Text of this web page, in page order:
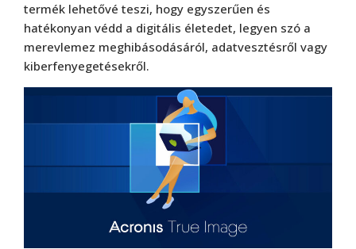
termék lehetővé teszi, hogy egyszerűen és
hatékonyan védd a digitális életedet, legyen szó a
merevlemez meghibásodásáról, adatvesztésről vagy
kiberfenyegetésekről.